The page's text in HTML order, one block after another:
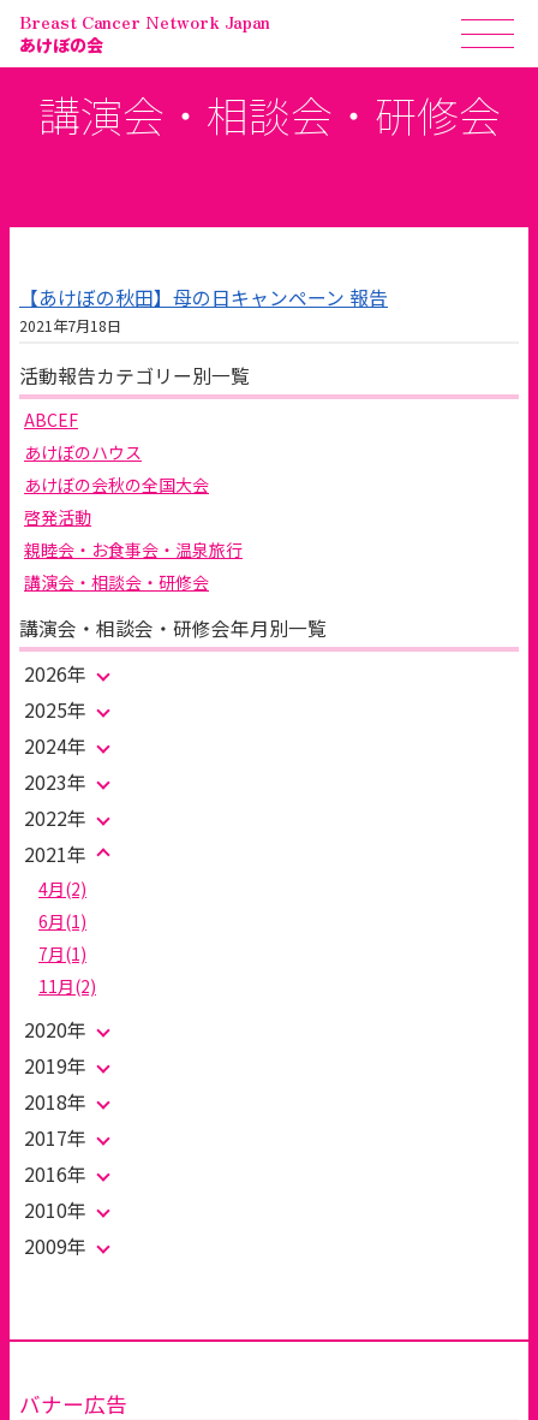
Breast Cancer Network Japan
あけぼの会
講演会・相談会・研修会
【あけぼの秋田】母の日キャンペーン 報告
2021年7月18日
活動報告カテゴリー別一覧
ABCEF
あけぼのハウス
あけぼの会秋の全国大会
啓発活動
親睦会・お食事会・温泉旅行
講演会・相談会・研修会
講演会・相談会・研修会年月別一覧
2026年
2025年
2024年
2023年
2022年
2021年
4月(2)
6月(1)
7月(1)
11月(2)
2020年
2019年
2018年
2017年
2016年
2010年
2009年
バナー広告